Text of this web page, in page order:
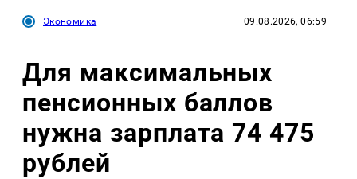
Экономика 09.08.2026, 06:59
Для максимальных
пенсионных баллов
нужна зарплата 74 475
рублей